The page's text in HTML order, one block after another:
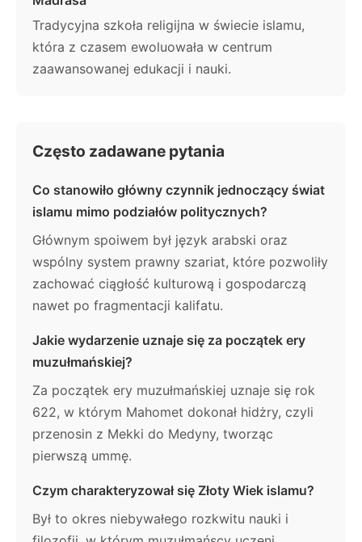
Tradycyjna szkoła religijna w świecie islamu,
która z czasem ewoluowała w centrum
zaawansowanej edukacji i nauki.
Często zadawane pytania
Co stanowiło główny czynnik jednoczący świat
islamu mimo podziałów politycznych?
Głównym spoiwem był język arabski oraz
wspólny system prawny szariat, które pozwoliły
zachować ciągłość kulturową i gospodarczą
nawet po fragmentacji kalifatu.
Jakie wydarzenie uznaje się za początek ery
muzułmańskiej?
Za początek ery muzułmańskiej uznaje się rok
622, w którym Mahomet dokonał hidżry, czyli
przenosin z Mekki do Medyny, tworząc
pierwszą ummę.
Czym charakteryzował się Złoty Wiek islamu?
Był to okres niebywałego rozkwitu nauki i